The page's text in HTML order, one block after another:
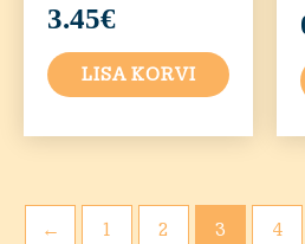
3.45€
LISA KORVI
← 1 2 3 4